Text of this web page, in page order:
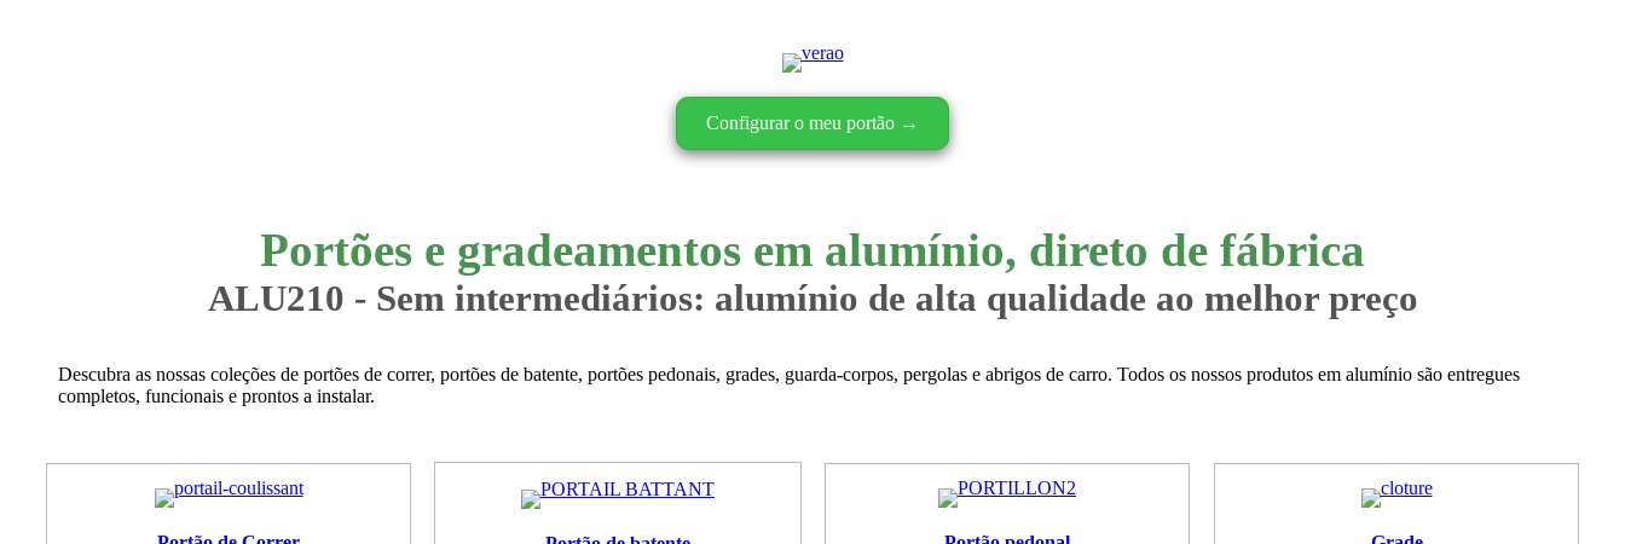
Configurar o meu portão →
Portões e gradeamentos em alumínio, direto de fábrica
ALU210 - Sem intermediários: alumínio de alta qualidade ao melhor preço
Descubra as nossas coleções de portões de correr, portões de batente, portões pedonais, grades, guarda-corpos, pergolas e abrigos de carro. Todos os nossos produtos em alumínio são entregues
completos, funcionais e prontos a instalar.